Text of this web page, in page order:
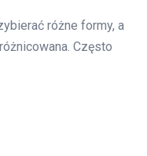
różne formy, a
Często